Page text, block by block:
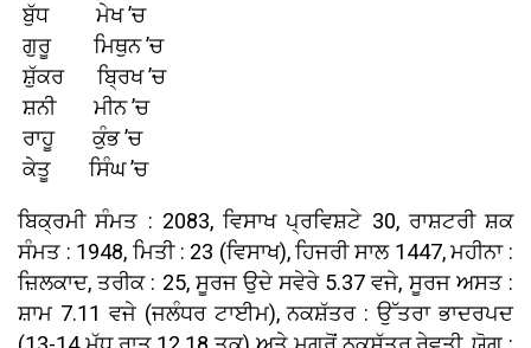
ਬੁੱਧ ਮੇਖ ’ਚ
ਗੁਰੂ ਮਿਥੁਨ ’ਚ
ਸ਼ੁੱਕਰ ਬ੍ਰਿਖ ’ਚ
ਸ਼ਨੀ ਮੀਨ ’ਚ
ਰਾਹੂ ਕੁੰਭ ’ਚ
ਕੇਤੂ ਸਿੰਘ ’ਚ
ਬਿਕ੍ਰਮੀ ਸੰਮਤ : 2083, ਵਿਸਾਖ ਪ੍ਰਵਿਸ਼ਟੇ 30, ਰਾਸ਼ਟਰੀ ਸ਼ਕ
ਸੰਮਤ : 1948, ਮਿਤੀ : 23 (ਵਿਸਾਖ), ਹਿਜਰੀ ਸਾਲ 1447, ਮਹੀਨਾ :
ਜ਼ਿਲਕਾਦ, ਤਰੀਕ : 25, ਸੂਰਜ ਉਦੇ ਸਵੇਰੇ 5.37 ਵਜੇ, ਸੂਰਜ ਅਸਤ :
ਸ਼ਾਮ 7.11 ਵਜੇ (ਜਲੰਧਰ ਟਾਈਮ), ਨਕਸ਼ੱਤਰ : ਉੱਤਰਾ ਭਾਦਰਪਦ